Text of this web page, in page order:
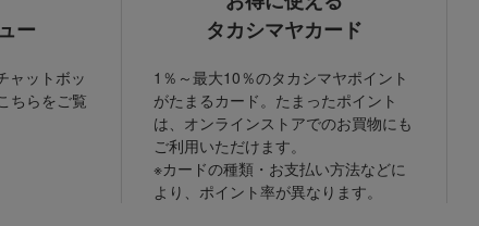
ー
ャットボッ
ちらをご覧
タカシマヤカード
1％～最大10％のタカシマヤポイント
がたまるカード。たまったポイント
は、オンラインストアでのお買物にも
ご利用いただけます。
※カードの種類・お支払い方法などに
より、ポイント率が異なります。